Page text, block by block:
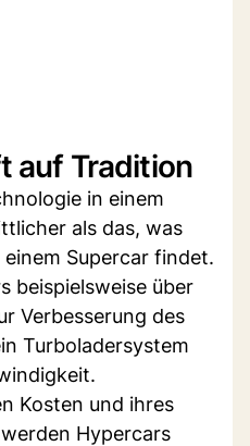
auf Tradition
in einem
als das, was
Supercar findet.
beispielsweise über
Verbesserung des
Turboladersystem
Kosten und ihres
Hypercars